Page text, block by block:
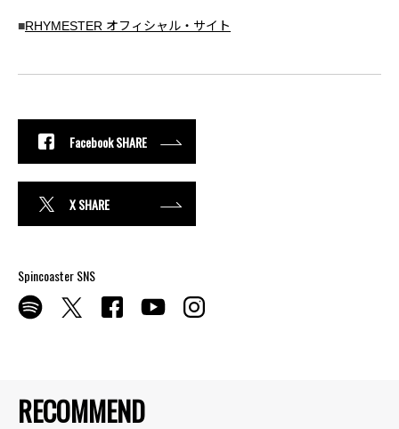
RECOMMEND
■RHYMESTER オフィシャル・サイト
Facebook SHARE
X SHARE
Spincoaster SNS